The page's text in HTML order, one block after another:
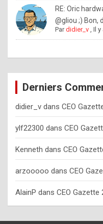
RE: Oric
@gliou ;) Bon,
Pardidier_v ,Il y
Derniers
didier_v dans CEO
ylf22300 dans CEO
Kenneth dans CEO
arzooooo dans CEO
AlainP dans CEO Gazette